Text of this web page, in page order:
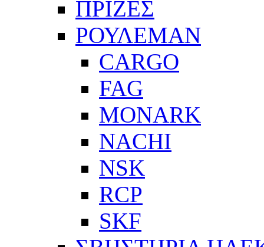
ΠΡΙΖΕΣ
ΡΟΥΛΕΜΑΝ
CARGO
FAG
MONARK
NACHI
NSK
RCP
SKF